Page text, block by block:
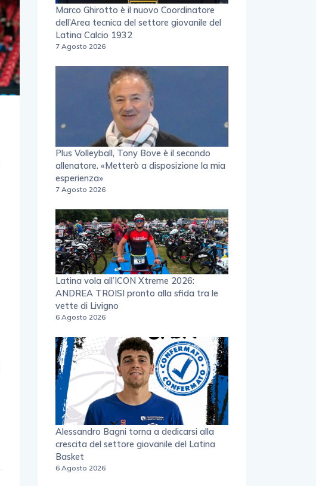
Marco Ghirotto è il nuovo Coordinatore
dell’Area tecnica del settore giovanile del
Latina Calcio 1932
7 Agosto 2026
Plus Volleyball, Tony Bove è il secondo
allenatore. «Metterò a disposizione la mia
esperienza»
7 Agosto 2026
Latina vola all’ICON Xtreme 2026:
ANDREA TROISI pronto alla sfida tra le
vette di Livigno
6 Agosto 2026
Alessandro Bagni torna a dedicarsi alla
crescita del settore giovanile del Latina
Basket
6 Agosto 2026